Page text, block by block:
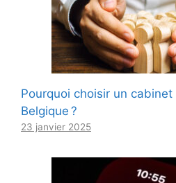
Pourquoi choisir un
Belgique ?
23 janvier 2025